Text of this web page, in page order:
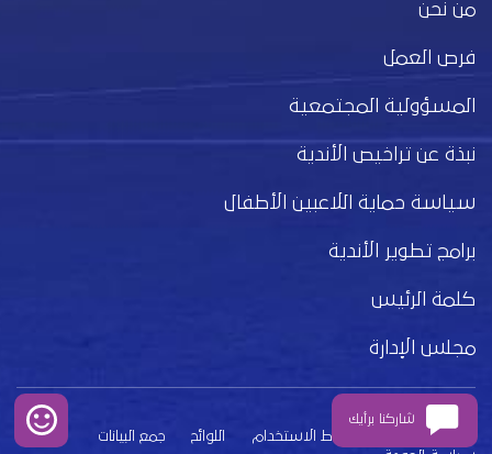
من نحن
فرص العمل
المسؤولية المجتمعية
نبذة عن تراخيص الأندية
سياسة حماية اللاعبين الأطفال
برامج تطوير الأندية
كلمة الرئيس
مجلس الإدارة
بيان الخصوصية شروط الاستخدام اللوائح
جمع البيانات
شاركنا برأيك